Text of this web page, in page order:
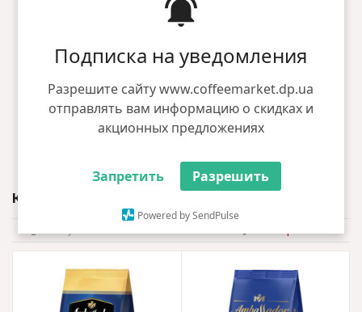
Подписка на уведомления
Разрешите сайту www.coffeemarket.dp.ua
отправлять вам информацию о скидках и
акционных предложениях
Запретить Разрешить
Powered by SendPulse
Растворимый
КОФЕ AMBASSADOR